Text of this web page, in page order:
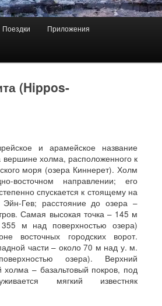
Поездки Приложения
(Hippos-
и арамейское название
вершине холма, расположенного к
моря (озера Киннерет). Холм
восточном направлении; его
спускается к стоящему на
Эйн-Гев; расстояние до озера –
Самая высокая точка – 145 м
м над поверхностью озера)
восточных городских ворот.
части – около 70 м над у. м.
озера). Верхний
холма – базальтовый покров, под
мягкий известняк